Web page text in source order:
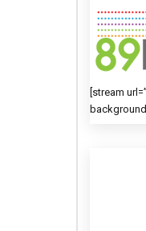
[stream